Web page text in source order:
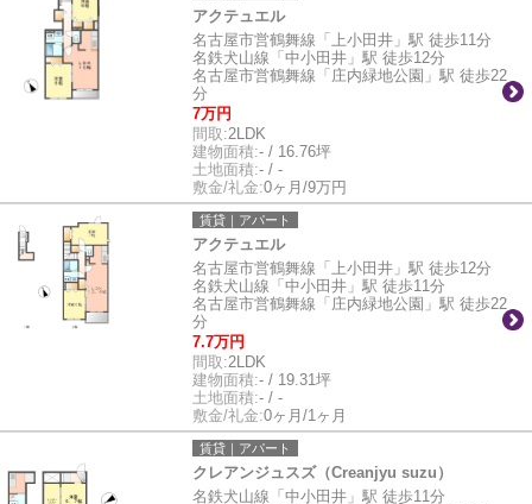
アクテュエル
名古屋市営鶴舞線「上小田井」駅 徒歩11分
名鉄犬山線「中小田井」駅 徒歩12分
名古屋市営鶴舞線「庄内緑地公園」駅 徒歩22
分
7万円
間取:2LDK
建物面積:- / 16.76坪
土地面積:- / -
敷金/礼金:0ヶ月/9万円
賃貸｜アパート
アクテュエル
名古屋市営鶴舞線「上小田井」駅 徒歩12分
名鉄犬山線「中小田井」駅 徒歩11分
名古屋市営鶴舞線「庄内緑地公園」駅 徒歩22
分
7.7万円
間取:2LDK
建物面積:- / 19.31坪
土地面積:- / -
敷金/礼金:0ヶ月/1ヶ月
賃貸｜アパート
クレアンジュスズ（Creanjyu suzu）
名鉄犬山線「中小田井」駅 徒歩11分